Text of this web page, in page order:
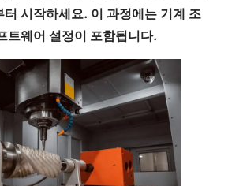
터 시작하세요. 이 과정에는 기계 조
트웨어 설정이 포함됩니다.